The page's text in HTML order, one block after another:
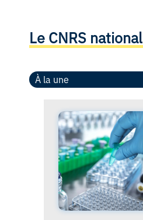
Le CNRS national
À la une